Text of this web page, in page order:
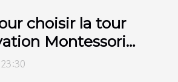
choisir la tour
Montessori
votre enfant